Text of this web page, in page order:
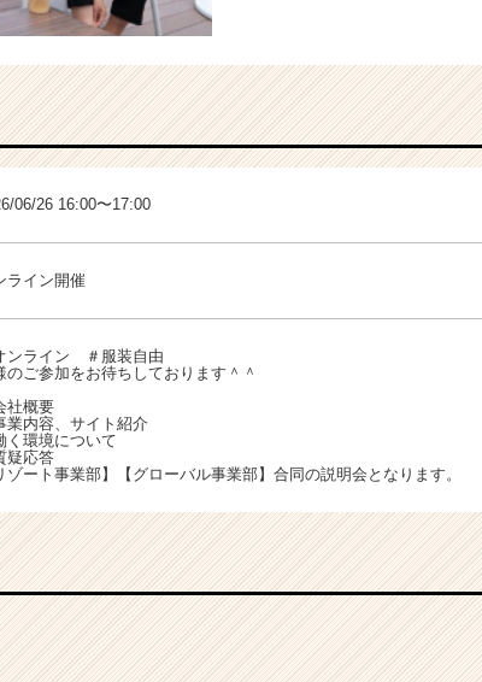
06/26 16:00〜17:00
ライン開催
ンライン ＃服装自由
のご参加をお待ちしております＾＾
社概要
業内容、サイト紹介
く環境について
疑応答
ゾート事業部】【グローバル事業部】合同の説明会となります。